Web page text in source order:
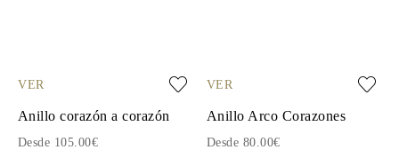
VER
Anillo corazón a corazón
Desde 105.00€
VER
Anillo Arco Corazones
Desde 80.00€